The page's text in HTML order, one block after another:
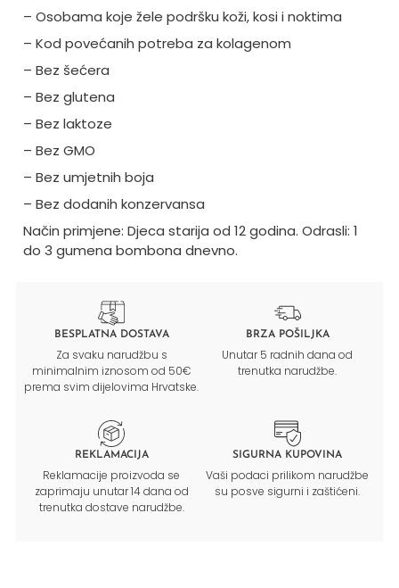
– Osobama koje žele podršku koži, kosi i noktima
– Kod povećanih potreba za kolagenom
– Bez šećera
– Bez glutena
– Bez laktoze
– Bez GMO
– Bez umjetnih boja
– Bez dodanih konzervansa
Način primjene: Djeca starija od 12 godina. Odrasli: 1
do 3 gumena bombona dnevno.
BESPLATNA DOSTAVA
Za svaku narudžbu s
minimalnim iznosom od 50€
prema svim dijelovima Hrvatske.
BRZA POŠILJKA
Unutar 5 radnih dana od
trenutka narudžbe.
REKLAMACIJA
Reklamacije proizvoda se
zaprimaju unutar 14 dana od
trenutka dostave narudžbe.
SIGURNA KUPOVINA
Vaši podaci prilikom narudžbe
su posve sigurni i zaštićeni.